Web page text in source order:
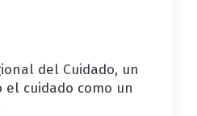
del Cuidado, un
el cuidado como un